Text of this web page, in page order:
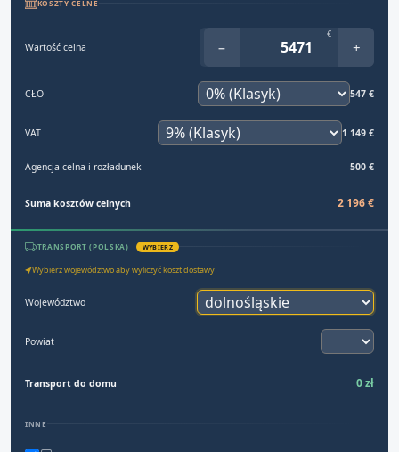
KOSZTY CELNE
Wartość celna −
€
+
CŁO 547 €
VAT 1 149 €
Agencja celna i rozładunek 500 €
Suma kosztów celnych 2 196 €
TRANSPORT (POLSKA) WYBIERZ
Wybierz województwo aby wyliczyć koszt dostawy
Województwo
Powiat
Transport do domu 0 zł
INNE